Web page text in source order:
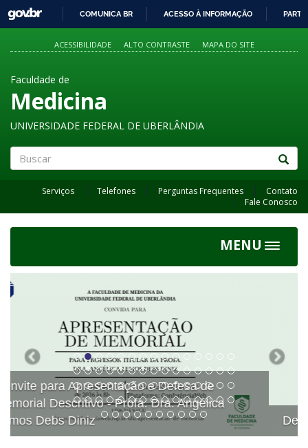
PARA
O
GOVBR
COMUNICA BR ACESSO À INFORMAÇÃO
ACESSIBILIDADE ALTO CONTRASTE MAPA DO SITE
Faculdade de
Medicina
UNIVERSIDADE FEDERAL DE UBERLÂNDIA
Serviços Telefones Perguntas Frequentes
Contato
Fale Conosco
MENU
Toggle
Defesa Pública de Memorial Descritivo